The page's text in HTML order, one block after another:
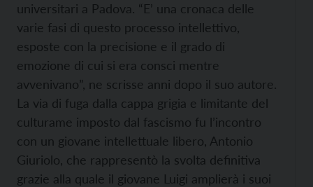
universitari a Padova. “E’ una cronaca delle
varie fasi di questo processo intellettivo,
esposte con la precisione e il grado di
emozione di cui si era consci mentre
avvenivano”, ne scrisse anni dopo il suo autore.
La via di fuga dalla cappa grigia e limitante del
culturame imposto dal fascismo fu l’incontro
con un giovane intellettuale libero, Antonio
Giuriolo, che rappresentò la svolta definitiva
grazie alla quale il giovane Luigi amplierà i suoi